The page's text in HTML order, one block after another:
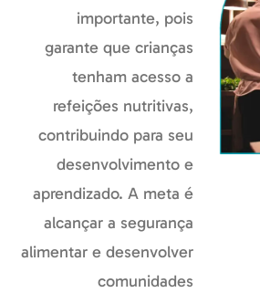
importante, pois
garante que crianças
tenham acesso a
refeições nutritivas,
contribuindo para seu
desenvolvimento e
aprendizado. A meta é
alcançar a segurança
alimentar e desenvolver
comunidades